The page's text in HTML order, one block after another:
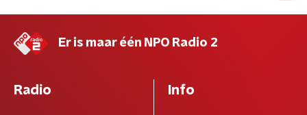
Er is maar één NPO Radio 2
Radio Info